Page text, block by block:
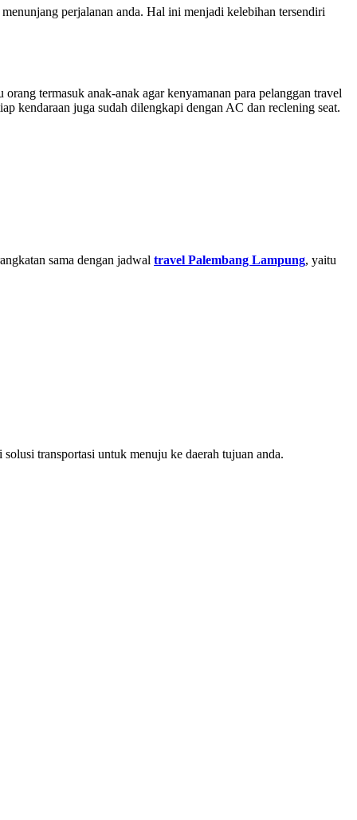
perjalanan anda. Hal ini menjadi kelebihan tersendiri
termasuk anak-anak agar kenyamanan para pelanggan travel
kendaraan juga sudah dilengkapi dengan AC dan reclening seat.
sama dengan jadwal travel Palembang Lampung, yaitu
solusi transportasi untuk menuju ke daerah tujuan anda.